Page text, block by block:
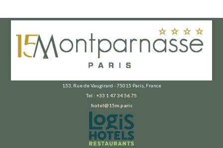
153, Rue de Vaugirard - 75015 Paris, France
Tel : +33 1 47 34 56 75
hotel@15m.paris